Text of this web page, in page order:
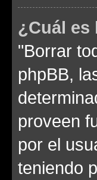
¿Cuál
"Borrar
phpBB,
proveen
por el
teniendo